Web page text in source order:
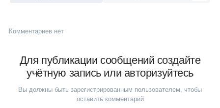
Комментариев нет
Для публикации сообщений создайте
учётную запись или авторизуйтесь
Вы должны быть зарегистрированным пользователем, чтобы
оставить комментарий